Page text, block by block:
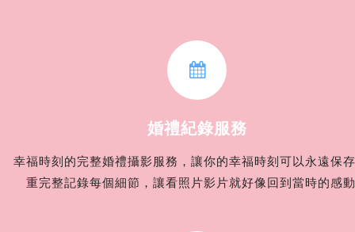
婚禮紀錄服務
幸福時刻的完整婚禮攝影服務，讓你的幸福時刻可以永遠保
重完整記錄每個細節，讓看照片影片就好像回到當時的感